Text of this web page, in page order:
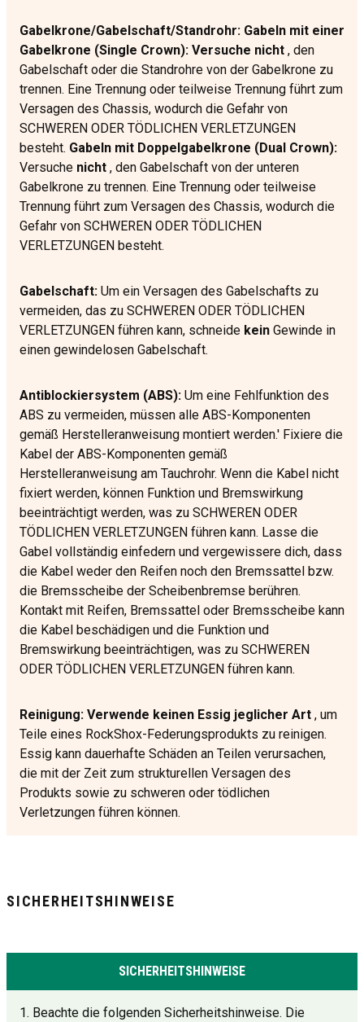
Gabelkrone/Gabelschaft/Standrohr: Gabeln mit einer
Gabelkrone (Single Crown): Versuche nicht , den
Gabelschaft oder die Standrohre von der Gabelkrone zu
trennen. Eine Trennung oder teilweise Trennung führt zum
Versagen des Chassis, wodurch die Gefahr von
SCHWEREN ODER TÖDLICHEN VERLETZUNGEN
besteht. Gabeln mit Doppelgabelkrone (Dual Crown):
Versuche nicht , den Gabelschaft von der unteren
Gabelkrone zu trennen. Eine Trennung oder teilweise
Trennung führt zum Versagen des Chassis, wodurch die
Gefahr von SCHWEREN ODER TÖDLICHEN
VERLETZUNGEN besteht.
Gabelschaft: Um ein Versagen des Gabelschafts zu
vermeiden, das zu SCHWEREN ODER TÖDLICHEN
VERLETZUNGEN führen kann, schneide kein Gewinde in
einen gewindelosen Gabelschaft.
Antiblockiersystem (ABS): Um eine Fehlfunktion des
ABS zu vermeiden, müssen alle ABS-Komponenten
gemäß Herstelleranweisung montiert werden.' Fixiere die
Kabel der ABS-Komponenten gemäß
Herstelleranweisung am Tauchrohr. Wenn die Kabel nicht
fixiert werden, können Funktion und Bremswirkung
beeinträchtigt werden, was zu SCHWEREN ODER
TÖDLICHEN VERLETZUNGEN führen kann. Lasse die
Gabel vollständig einfedern und vergewissere dich, dass
die Kabel weder den Reifen noch den Bremssattel bzw.
die Bremsscheibe der Scheibenbremse berühren.
Kontakt mit Reifen, Bremssattel oder Bremsscheibe kann
die Kabel beschädigen und die Funktion und
Bremswirkung beeinträchtigen, was zu SCHWEREN
ODER TÖDLICHEN VERLETZUNGEN führen kann.
Reinigung: Verwende keinen Essig jeglicher Art , um
Teile eines RockShox-Federungsprodukts zu reinigen.
Essig kann dauerhafte Schäden an Teilen verursachen,
die mit der Zeit zum strukturellen Versagen des
Produkts sowie zu schweren oder tödlichen
Verletzungen führen können.
SICHERHEITSHINWEISE
SICHERHEITSHINWEISE
1. Beachte die folgenden Sicherheitshinweise. Die